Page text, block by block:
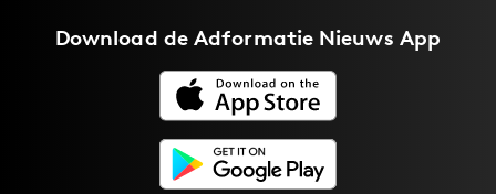
Download deAdformatie Nieuws App